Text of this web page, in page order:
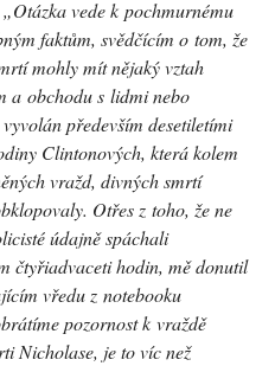
„Otázka vede k pochmurnému
faktům, svědčícím o tom, že
mohly mít nějaký vztah
a obchodu s lidmi nebo
především desetiletími
Clintonových, která kolem
vražd, divných smrtí
Otřes z toho, že ne
údajně spáchali
čtyřiadvaceti hodin, mě donutil
vředu z notebooku
pozornost k vraždě
Nicholase, je to víc než